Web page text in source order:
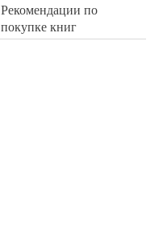
Рекомендации по
покупке книг